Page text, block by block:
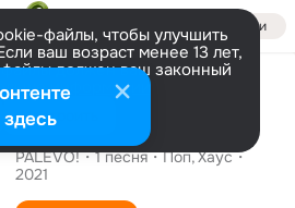
Войти
файлы, чтобы улучшить
ваш возраст менее 13 лет,
должен ваш законный
информации
Настроить
Сингл
Падал дождь
PALEVO! 1песня Поп Хаус
2021